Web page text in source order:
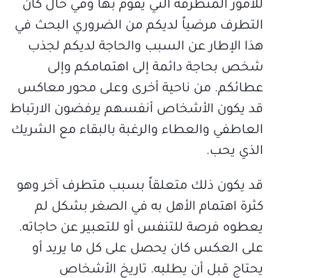
للأمور المتطرفة التي يقوم بها وفي حال كان
التطرف مرضياً لديكم من الضروري البحث في
هذا الإطار عن السبب والحاجة لديكم لجذب
شخص بحاجة دائمة إلى اهتمامكم وإلى
عطائكم. من ناحية أخرى وعلى محور معاكس
قد يكون الأشخاص أنفسهم يرفضون الارتباط
العاطفي والعطاء والرغبة بالبقاء مع الشريك
الذي يحب.
قد يكون ذلك متعلقاً بسبب متطرف آخر وهو
كثرة اهتمام الأهل به في الصغر بشكل لم
يعطوه فرصة للتنفس أو للتعبير عن حاجاته.
على العكس كان يحصل على كل ما يريد أو
يحتاج قبل أن يطلبه. تاريخ الأشخاص